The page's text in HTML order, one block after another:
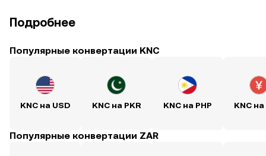
Подробнее
Популярные конвертации KNC
KNC на USD KNC на PKR KNC на PHP KNC на
Популярные конвертации ZAR